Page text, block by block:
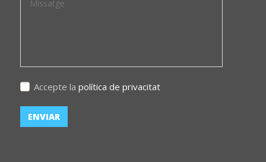
Accepte la política de privacitat